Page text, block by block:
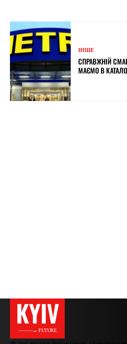
ІНШЕ
СПРАВЖНІЙ
МАЄМО В
KYIV
———→ FUTURE